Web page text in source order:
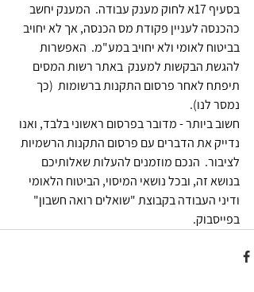
בסעיף 17א לחוק מענק עבודה.  המענק יחשב
כהכנסה לעניין פקודת מס הכנסה, אך לא יחויב
בביטוח לאומי ולא יחויב במע"מ.  האפשרות
להגשת הבקשות למענק  באתר רשות המסים
תיפתח לאחר פרסום התקנות ברשומות  (כך
נמסר לנו).
חשוב ביותר - מדובר בפרסום ראשוני בלבד, ואנו
נדייק את הדברים עם פרסום התקנות הרשמיות
לציבור.  הנכם מוזמנים להעלות שאלותיכם
בנושא זה, ובכל נושאי המיסוי, הביטוח הלאומי
ודיני העבודה בקבוצת "שואלים רואה חשבון"
בפייסבוק.